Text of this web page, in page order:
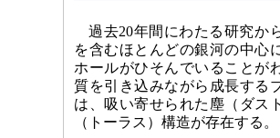
過去20年間にわたる研究か
を含むほとんどの銀河の中心
ホールがひそんでいることが
質を引き込みながら成長する
は、吸い寄せられた塵（ダス
（トーラス）構造が存在する。